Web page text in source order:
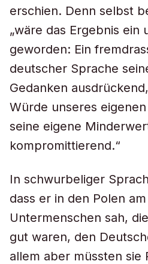
erschien. Denn selbst
„wäre das Ergebnis ein
geworden: Ein
deutscher Sprache
Gedanken
Würde unseres
seine eigene
kompromittierend.“
In schwurbeliger
dass er in den Polen
Untermenschen sah,
gut waren, den
allem aber müssten sie